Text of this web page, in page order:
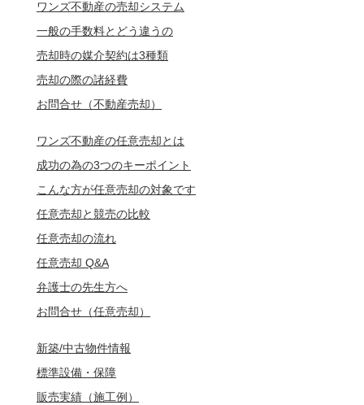
ワンズ不動産の売却システム
一般の手数料とどう違うの
売却時の媒介契約は3種類
売却の際の諸経費
お問合せ（不動産売却）
ワンズ不動産の任意売却とは
成功の為の3つのキーポイント
こんな方が任意売却の対象です
任意売却と競売の比較
任意売却の流れ
任意売却 Q&A
弁護士の先生方へ
お問合せ（任意売却）
新築/中古物件情報
標準設備・保障
販売実績（施工例）